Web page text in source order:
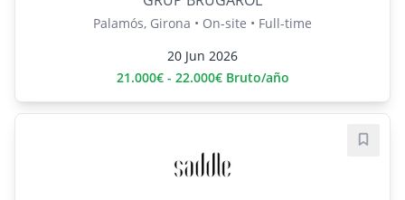
Palamós, Girona • On-site • Full-time
20 Jun 2026
21.000€ - 22.000€ Bruto/año
Save